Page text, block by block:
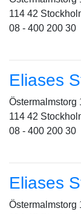
114 42
08 - 400 200 30
Eliases
Östermalmstorg
114 42
08 - 400 200 30
Eliases
Östermalmstorg